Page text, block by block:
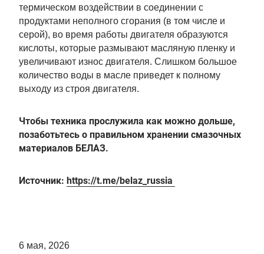
термическом воздействии в соединении с
продуктами неполного сгорания (в том числе и
серой), во время работы двигателя образуются
кислоты, которые размывают масляную пленку и
увеличивают износ двигателя. Слишком большое
количество воды в масле приведет к полному
выходу из строя двигателя.
Чтобы техника прослужила как можно дольше,
позаботьтесь о правильном хранении смазочных
материалов БЕЛАЗ.
Источник: https://t.me/belaz_russia
6 мая, 2026